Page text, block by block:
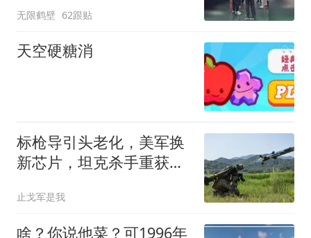
无限鹤壁 62跟贴
天空硬糖消
标枪导引头老化，美军换
新芯片，坦克杀手重获新
止戈军是我
啥？你说他菜？可1996年